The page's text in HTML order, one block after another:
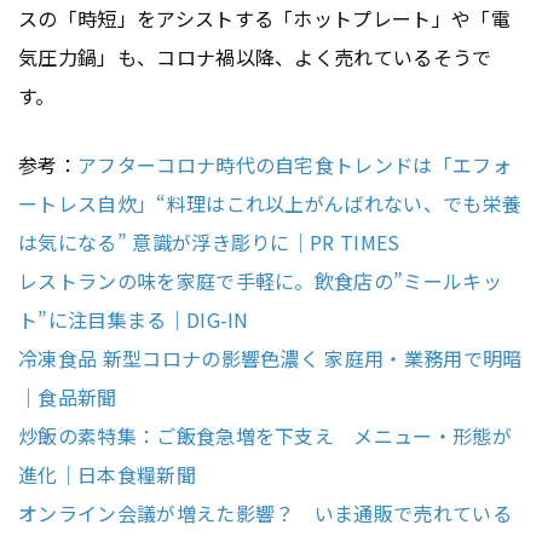
スの「時短」をアシストする「ホットプレート」や「電
気圧力鍋」も、コロナ禍以降、よく売れているそうで
す。
参考： アフターコロナ時代の自宅食トレンドは「エフォ
ートレス自炊」“料理はこれ以上がんばれない、でも栄養
は気になる” 意識が浮き彫りに｜PR TIMES
レストランの味を家庭で手軽に。飲食店の”ミールキッ
ト”に注目集まる｜DIG-IN
冷凍食品 新型コロナの影響色濃く 家庭用・業務用で明暗
｜食品新聞
炒飯の素特集：ご飯食急増を下支え メニュー・形態が
進化｜日本食糧新聞
オンライン会議が増えた影響？ いま通販で売れている